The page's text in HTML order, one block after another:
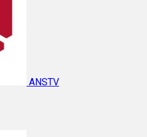
ANSTV